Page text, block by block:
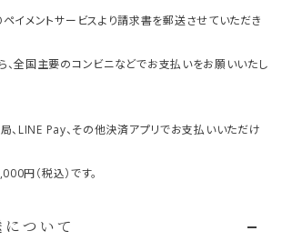
イメントサービスより請求書を郵送させていただき
、全国主要のコンビニなどでお支払いをお願いいたし
、LINE Pay、その他決済アプリでお支払いいただけ
円（税込）です。
ついて